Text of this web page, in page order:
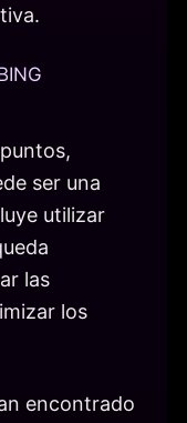
ser una
utilizar
las
los
encontrado